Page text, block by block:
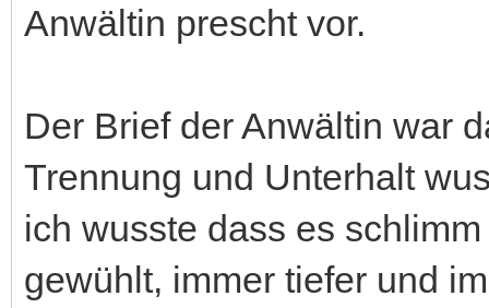
Anwältin prescht vor.
Der Brief der Anwältin war
Trennung und Unterhalt
ich wusste dass es
gewühlt, immer tiefer und